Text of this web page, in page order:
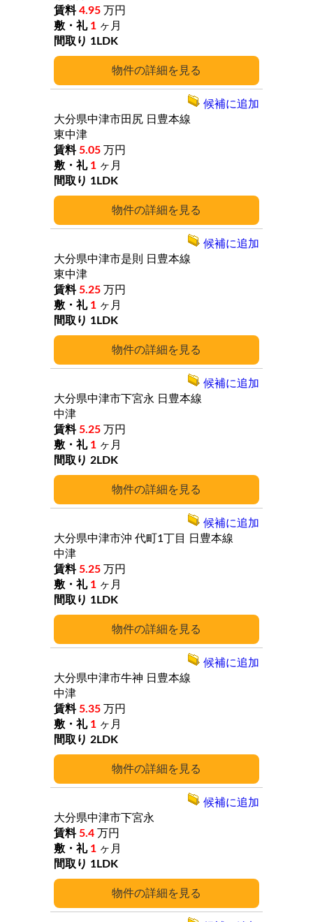
詳細
4.95 万円
1 ヶ月
1LDK
詳細
大分県中津市田尻 日豊本線
東中津
5.05 万円
1 ヶ月
1LDK
候補に追加
詳細
大分県中津市是則
日豊本線
東中津
5.25 万円
1 ヶ月
1LDK
候補に追加
詳細
大分県中津市下宮永 日豊本線
中津
5.25 万円
1 ヶ月
2LDK
候補に追加
詳細
大分県中津市沖 代町1丁目
日豊本線
中津
5.25 万円
1 ヶ月
1LDK
候補に追加
詳細
大分県中津市牛神 日豊本線
中津
5.35 万円
1 ヶ月
2LDK
候補に追加
詳細
大分県中津市下宮永
5.4 万円
1 ヶ月
1LDK
候補に追加